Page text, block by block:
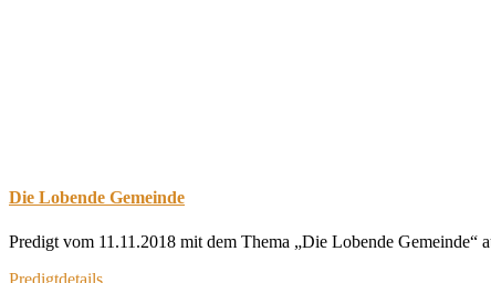
Die Lobende Gemeinde
Predigt vom 11.11.2018 mit dem Thema „Die Lobende Gemeinde“
Predigtdetails